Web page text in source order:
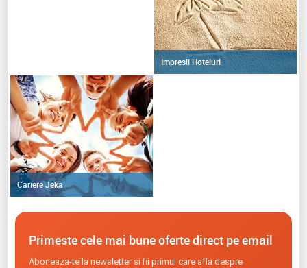
Impresii Hoteluri
Cariere Jeka
Primeste cele mai bune oferte direct pe email
Aboneaza-te la newsletter si fii primul care afla despre